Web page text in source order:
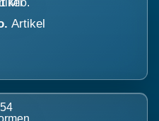
Artikel